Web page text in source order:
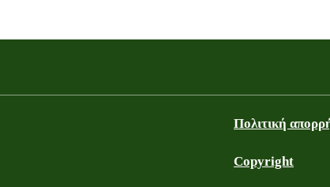
Πολιτική
Copyright